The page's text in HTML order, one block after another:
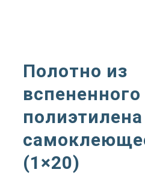
Полотно из
вспененного
полиэтилена
(1×20)